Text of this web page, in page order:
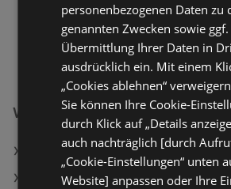
Weiterführende Links
Wellnessliege
LED-Kerze
personenbezogenen Daten zu
genannten Zwecken sowie
Übermittlung Ihrer Daten in
ausdrücklich ein. Mit einem
„Cookies ablehnen“
Sie können Ihre Cookie-
durch Klick auf „Details
auch nachträglich [durch
„Cookie-Einstellungen“ unten
Website] anpassen oder Ihre